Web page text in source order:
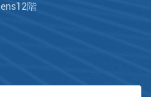
階